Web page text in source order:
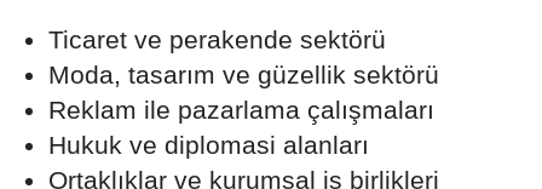
Ticaret ve perakende sektörü
Moda, tasarım ve güzellik sektörü
Reklam ile pazarlama çalışmaları
Hukuk ve diplomasi alanları
Ortaklıklar ve kurumsal iş birlikleri